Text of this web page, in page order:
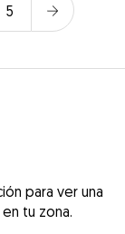
5
para ver una
tu zona.